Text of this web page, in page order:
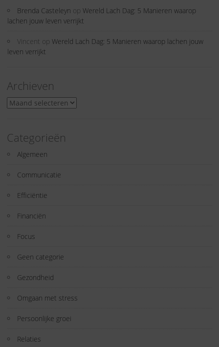
Brenda Casteleyn op Wereld Lach Dag: 5 Manieren waarop
lachen jouw leven verrijkt
Vincent op Wereld Lach Dag: 5 Manieren waarop lachen jouw
leven verrijkt
Archieven
Archieven
Categorieën
Algemeen
Communicatie
Efficiëntie
Financiën
Focus
Geen categorie
Gezondheid
Omgaan met stress
Persoonlijke groei
Relaties